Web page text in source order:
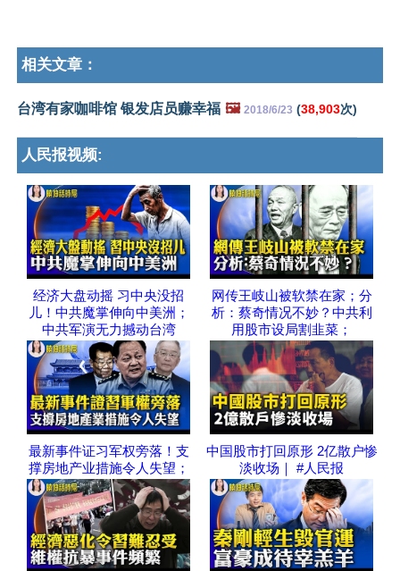
相关文章：
台湾有家咖啡馆 银发店员赚幸福 🖼️ 2018/6/23 (38,903次)
人民报视频:
经济大盘动摇 习中央没招
儿！中共魔掌伸向中美洲；
中共军演无力撼动台湾
网传王岐山被软禁在家；分
析：蔡奇情况不妙？中共利
用股市设局割韭菜；
最新事件证习军权旁落！支
撑房地产业措施令人失望；
中国股市打回原形 2亿散户惨
淡收场｜ #人民报